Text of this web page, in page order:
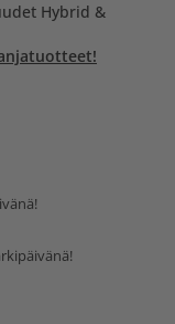
Hybrid &